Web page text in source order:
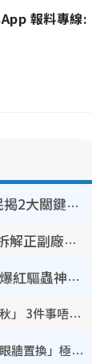
報料專線:
裝修拆鐵閘隨時變賊人目標？網民揭2大關鍵用途：裝新式等於白裝？附新舊鐵閘分別
網傳公院改用內地/副廠藥？醫生拆解正副廠分別 揭4類人換藥隨時出事
怕蟲人士夏日救星！日本3COINS爆紅驅蟲神器$45起 1招「全程免觸碰」輕鬆搞定小強
立秋2026｜8月7日立秋進入「多事之秋」 3件事唔做得！專家教6招開運 清枱頭／銀包納氣接好運
颱風白海豚料周日襲浙江！經歷5次「眼牆置換」極罕見 成登陸內地最長途颱風